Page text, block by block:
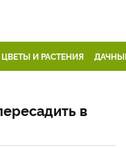
ЦВЕТЫ И РАСТЕНИЯ
в